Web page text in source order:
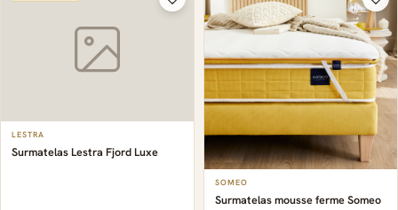
LESTRA
Surmatelas Lestra Fjord Luxe
SOMEO
Surmatelas mousse ferme Someo